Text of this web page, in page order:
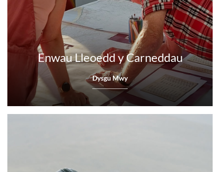
Enwau Lleoedd y Carneddau
Dysgu Mwy